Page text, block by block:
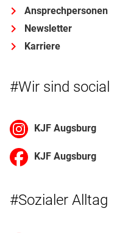
Ansprechpersonen
Newsletter
Karriere
#Wir sind social
KJF Augsburg
KJF Augsburg
#Sozialer Alltag